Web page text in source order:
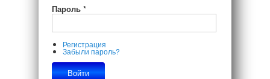
Пароль *
Регистрация
Забыли пароль?